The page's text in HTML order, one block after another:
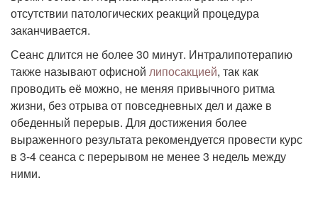
отсутствии патологических реакций процедура
заканчивается.
Сеанс длится не более 30 минут. Интралипотерапию
также называют офисной липосакцией, так как
проводить её можно, не меняя привычного ритма
жизни, без отрыва от повседневных дел и даже в
обеденный перерыв. Для достижения более
выраженного результата рекомендуется провести курс
в 3-4 сеанса с перерывом не менее 3 недель между
ними.